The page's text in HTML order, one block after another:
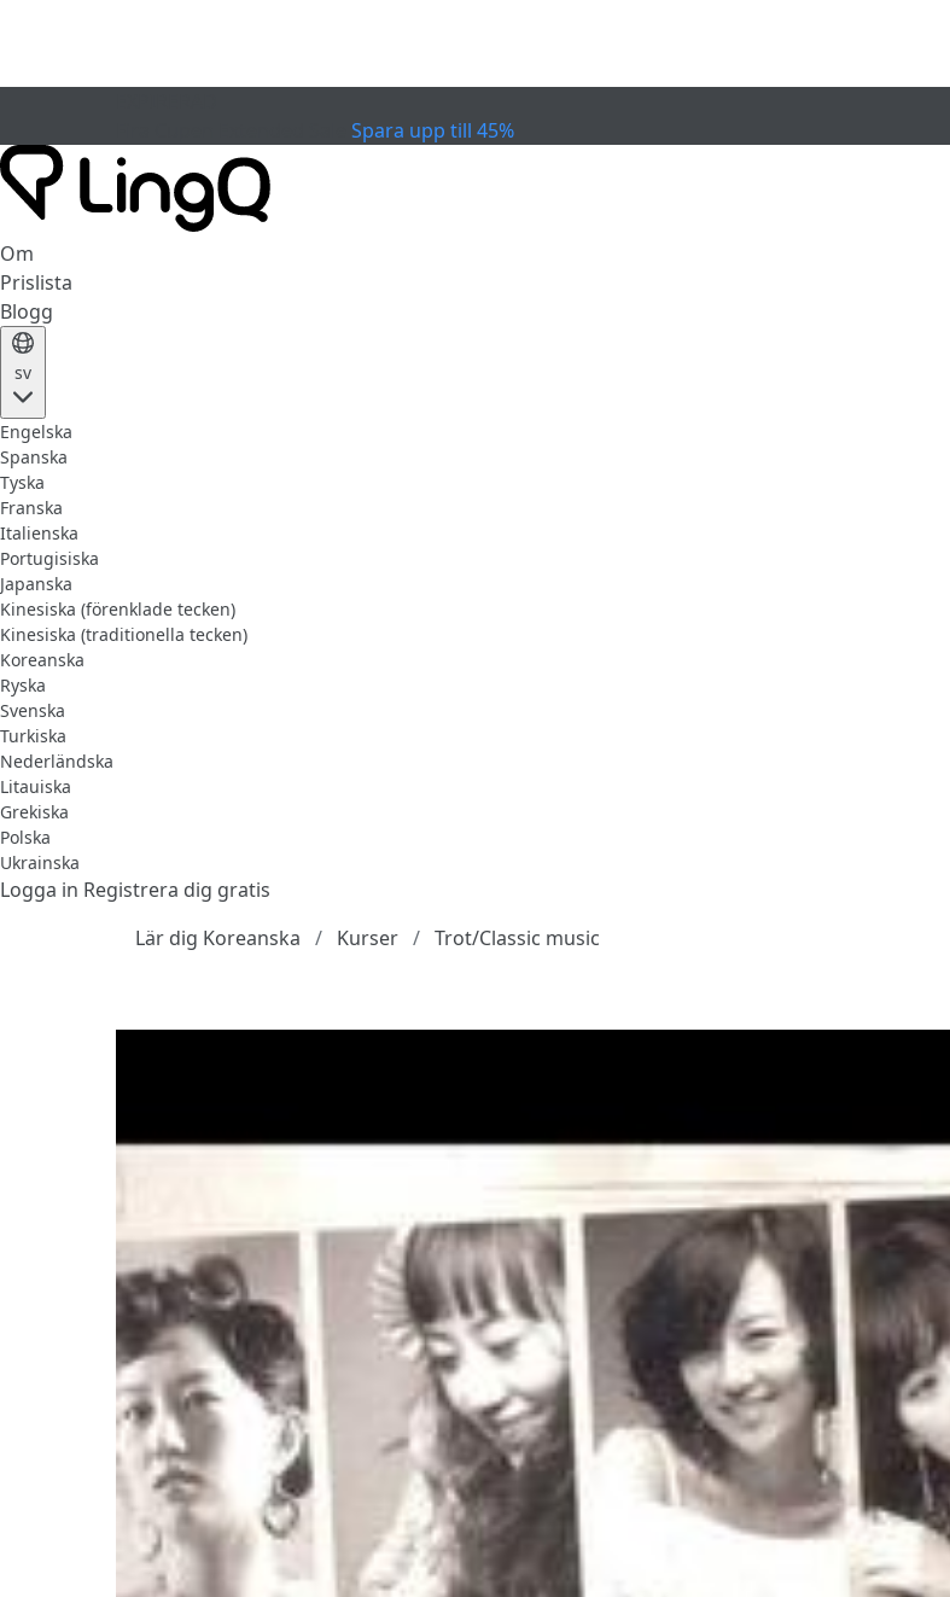
Spara upp till 45%
Om
Prislista
Blogg
sv
Engelska
Spanska
Tyska
Franska
Italienska
Portugisiska
Japanska
Kinesiska (förenklade tecken)
Kinesiska (traditionella tecken)
Koreanska
Ryska
Svenska
Turkiska
Nederländska
Litauiska
Grekiska
Polska
Ukrainska
Logga in Registrera dig gratis
Lär dig Koreanska
Kurser Trot/Classic music